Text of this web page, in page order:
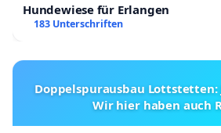
Hundewiese für Erlangen
183 Unterschriften
Doppelspurausbau Lottstetten:
Wir hier haben auch